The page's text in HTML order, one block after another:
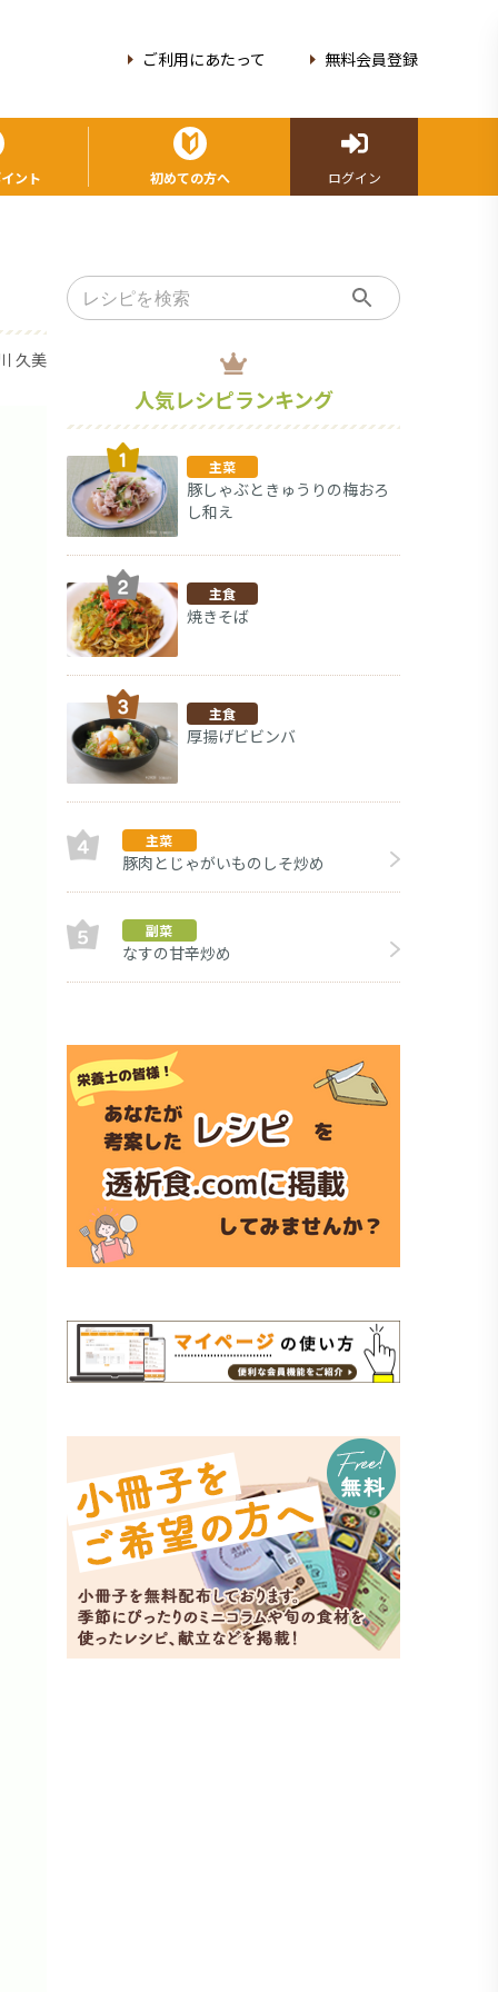
ご利用にあたって 無料会員登録
ント 初めての方へ ログイン
久美
人気レシピランキング
主菜
豚しゃぶときゅうりの梅おろ
し和え
主食
焼きそば
主食
厚揚げビビンバ
主菜
豚肉とじゃがいものしそ炒め
副菜
なすの甘辛炒め